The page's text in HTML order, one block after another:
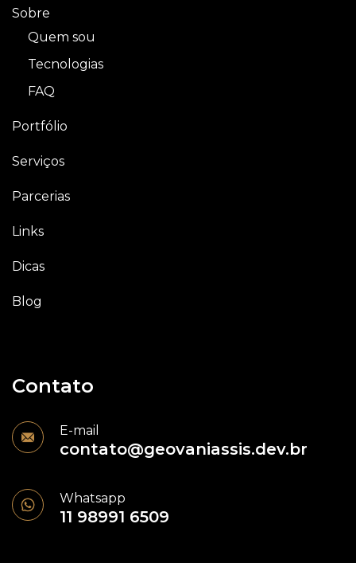
Sobre
Quem sou
Tecnologias
FAQ
Portfólio
Serviços
Parcerias
Links
Dicas
Blog
Contato
E-mail
contato@geovaniassis.dev.br
Whatsapp
11 98991 6509